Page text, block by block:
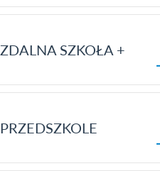
ZDALNA SZKOŁA +
PRZEDSZKOLE